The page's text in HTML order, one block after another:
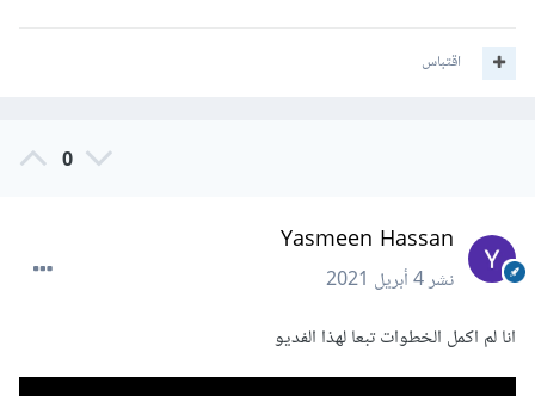
اقتباس
0
Yasmeen Hassan
نشر4 أبريل 2021
انا لم اكمل الخطوات تبعا لهذا الفديو